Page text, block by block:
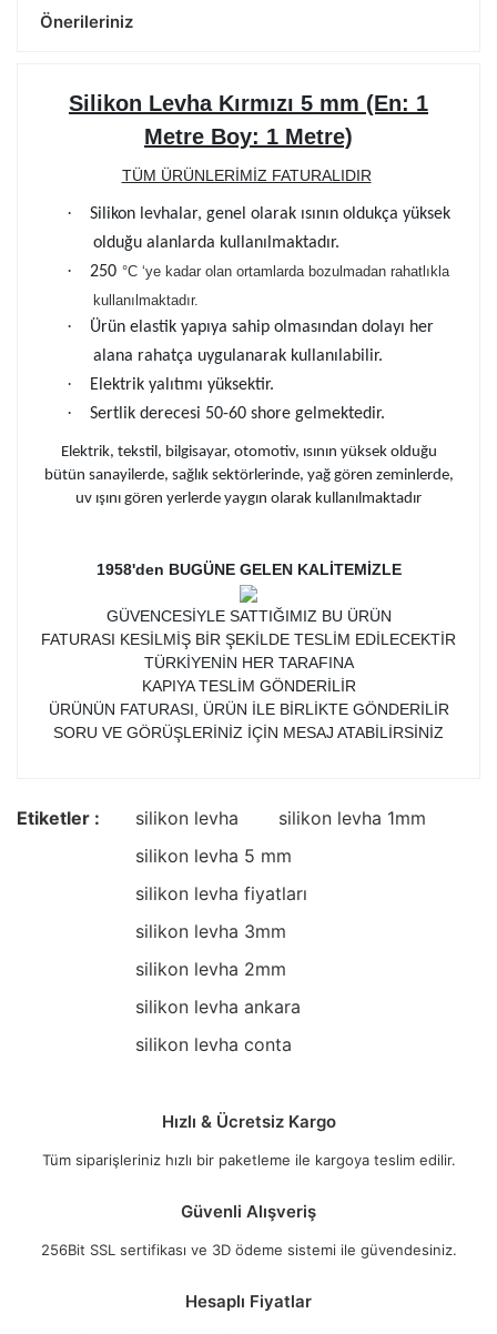
Önerileriniz
Silikon Levha Kırmızı 5 mm (En: 1
Metre Boy: 1 Metre)
TÜM ÜRÜNLERİMİZ FATURALIDIR
·
Silikon levhalar, genel olarak ısının oldukça yüksek
olduğu alanlarda kullanılmaktadır.
· 250 °C ‘ye kadar olan ortamlarda bozulmadan rahatlıkla
kullanılmaktadır.
·
Ürün elastik yapıya sahip olmasından dolayı her
alana rahatça uygulanarak kullanılabilir.
· Elektrik yalıtımı yüksektir.
· Sertlik derecesi 50-60 shore gelmektedir.
Elektrik, tekstil, bilgisayar, otomotiv, ısının yüksek olduğu
bütün sanayilerde, sağlık sektörlerinde, yağ gören zeminlerde,
uv ışını gören yerlerde yaygın olarak kullanılmaktadır
1958'den BUGÜNE GELEN KALİTEMİZLE
GÜVENCESİYLE SATTIĞIMIZ BU ÜRÜN
FATURASI KESİLMİŞ BİR ŞEKİLDE TESLİM EDİLECEKTİR
TÜRKİYENİN HER TARAFINA
KAPIYA TESLİM GÖNDERİLİR
ÜRÜNÜN FATURASI, ÜRÜN İLE BİRLİKTE GÖNDERİLİR
SORU VE GÖRÜŞLERİNİZ İÇİN MESAJ ATABİLİRSİNİZ
Etiketler : silikon levha
silikon levha 1mm
silikon levha 5 mm
silikon levha fiyatları
silikon levha 3mm
silikon levha 2mm
silikon levha ankara
silikon levha conta
Hızlı & Ücretsiz Kargo
Tüm siparişleriniz hızlı bir paketleme ile kargoya teslim edilir.
Güvenli Alışveriş
256Bit SSL sertifikası ve 3D ödeme sistemi ile güvendesiniz.
Hesaplı Fiyatlar